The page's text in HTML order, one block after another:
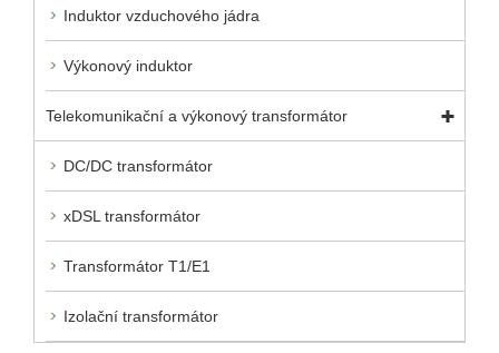
Induktor vzduchového jádra
Výkonový induktor
Telekomunikační a výkonový transformátor
DC/DC transformátor
xDSL transformátor
Transformátor T1/E1
Izolační transformátor